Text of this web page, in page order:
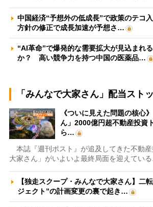
中国経済“予想外の低成長”で政策のテコ
方針の修正で成長加速が予想さ…
“AI革命”で爆発的な需要拡大が見込まれ
か？ 高い競争力を持つ中国の医薬品…
「みんなで大家さん」配当スト
《ついに見えた問題の核心
ん」2000億円超不動産投資
ら…
本誌『週刊ポスト』が追及してきた不動
大家さん」がいよいよ最終局面を迎えてい
【独走スクープ・みんなで大家さん】二
ジェクト”の計画変更の裏で起き…